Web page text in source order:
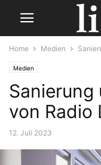
Home Medien
Medien
Sanierung
von Radio
12. Juli 2023